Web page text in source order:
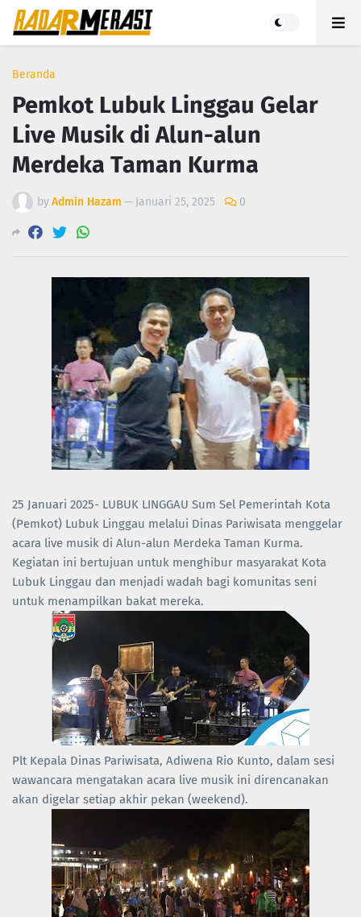
Beranda
Pemkot Lubuk Linggau Gelar
Live Musik di Alun-alun
Merdeka Taman Kurma
byAdmin Hazam — Januari 25, 2025 0
25 Januari 2025- LUBUK LINGGAU Sum Sel Pemerintah Kota
(Pemkot) Lubuk Linggau melalui Dinas Pariwisata menggelar
acara live musik di Alun-alun Merdeka Taman Kurma.
Kegiatan ini bertujuan untuk menghibur masyarakat Kota
Lubuk Linggau dan menjadi wadah bagi komunitas seni
untuk menampilkan bakat mereka.
Plt Kepala Dinas Pariwisata, Adiwena Rio Kunto, dalam sesi
wawancara mengatakan acara live musik ini direncanakan
akan digelar setiap akhir pekan (weekend).